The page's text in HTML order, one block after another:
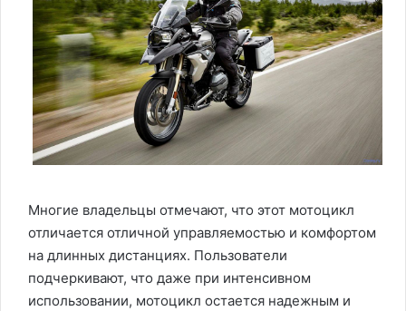
Многие владельцы отмечают, что этот мотоцикл
отличается отличной управляемостью и комфортом
на длинных дистанциях. Пользователи
подчеркивают, что даже при интенсивном
использовании, мотоцикл остается надежным и